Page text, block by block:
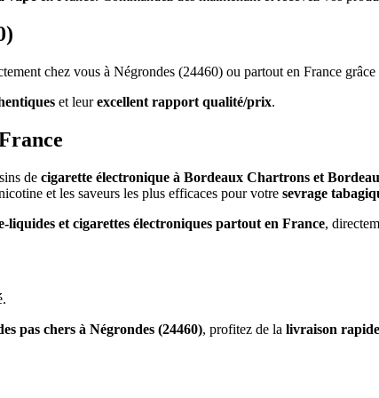
chez vous à Négrondes (24460) ou partout en France
et leurexcellent rapport qualité/prix.
de cigarette électronique à Bordeaux Chartrons et
et les saveurs les plus efficaces pour votre sevrage
liquides et cigarettes électroniques partout en France,
pas chers à Négrondes (24460), profitez de la livraison